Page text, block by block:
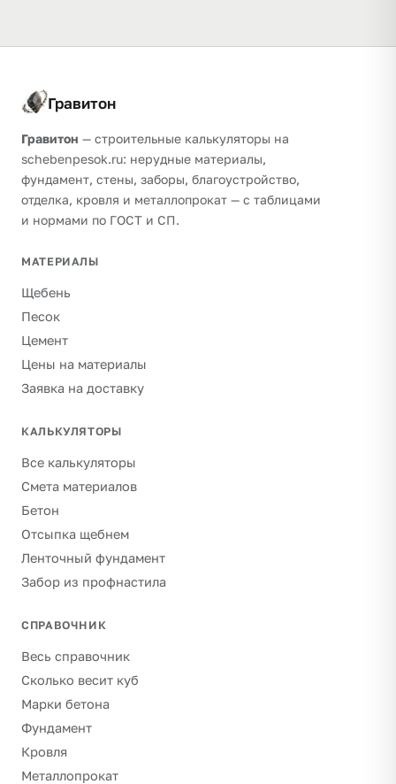
Гравитон
Гравитон — строительные калькуляторы на
schebenpesok.ru: нерудные материалы,
фундамент, стены, заборы, благоустройство,
отделка, кровля и металлопрокат — с таблицами
и нормами по ГОСТ и СП.
МАТЕРИАЛЫ
Щебень
Песок
Цемент
Цены на материалы
Заявка на доставку
КАЛЬКУЛЯТОРЫ
Все калькуляторы
Смета материалов
Бетон
Отсыпка щебнем
Ленточный фундамент
Забор из профнастила
СПРАВОЧНИК
Весь справочник
Сколько весит куб
Марки бетона
Фундамент
Кровля
Металлопрокат